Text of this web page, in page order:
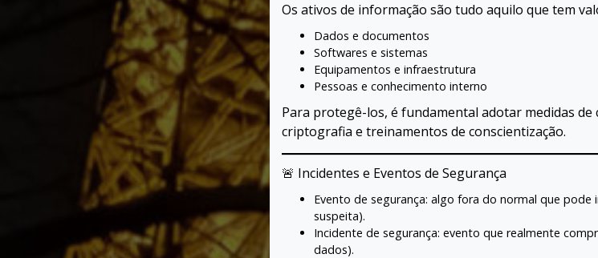
Os ativos de informação são tudo aquilo que tem
Dados e documentos
Softwares e sistemas
Equipamentos e infraestrutura
Pessoas e conhecimento interno
Para protegê-los, é fundamental adotar medidas
criptografia e treinamentos de conscientização.
🚨 Incidentes e Eventos de Segurança
Evento de segurança: algo fora do normal que pode
suspeita).
Incidente de segurança: evento que realmente
dados).